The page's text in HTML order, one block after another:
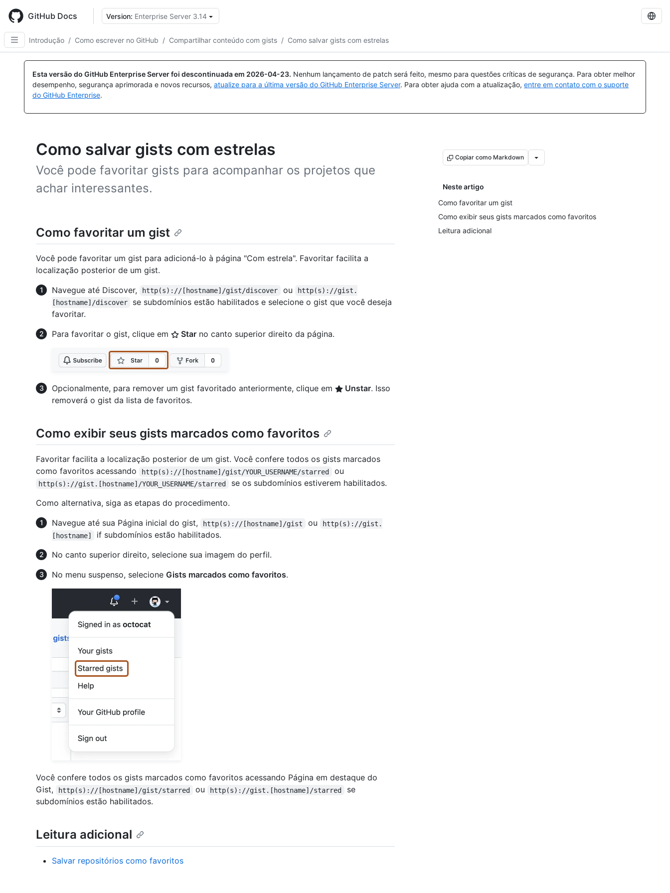
main
content
GitHub Docs Version: Enterprise Server 3.14
Introdução / Como escrever no GitHub / Compartilhar conteúdo com gists / Como salvar gists com estrelas
Esta versão do GitHub Enterprise Server foi descontinuada em 2026-04-23. Nenhum lançamento de patch será feito, mesmo para questões críticas de segurança. Para obter melhor
desempenho, segurança aprimorada e novos recursos, atualize para a última versão do GitHub Enterprise Server. Para obter ajuda com a atualização, entre em contato com o suporte
do GitHub Enterprise.
Como salvar gists com estrelas
Você pode favoritar gists para acompanhar os projetos que
achar interessantes.
Copiar como Markdown
Neste artigo
Como favoritar um gist
Como exibir seus gists marcados como favoritos
Leitura adicional
Como favoritar um gist
Você pode favoritar um gist para adicioná-lo à página "Com estrela". Favoritar facilita a
localização posterior de um gist.
Navegue até Discover,
http(s)://[hostname]/gist/discover ou
http(s)://gist.
[hostname]/discover
se subdomínios estão habilitados e selecione o gist que você deseja
favoritar.
Para favoritar o gist, clique em
Star no canto superior direito da página.
Opcionalmente, para remover um gist favoritado anteriormente, clique em Unstar. Isso
removerá o gist da lista de favoritos.
Como exibir seus gists marcados como favoritos
Favoritar facilita a localização posterior de um gist. Você confere todos os gists marcados
como favoritos acessando
http(s)://[hostname]/gist/YOUR_USERNAME/starred ou
http(s)://gist.[hostname]/YOUR_USERNAME/starred
se os subdomínios estiverem habilitados.
Como alternativa, siga as etapas do procedimento.
Navegue até sua Página inicial do gist,
http(s)://[hostname]/gist ou
http(s)://gist.
[hostname]
if subdomínios estão habilitados.
No canto superior direito, selecione sua imagem do perfil.
No menu suspenso, selecione Gists marcados como favoritos.
Você confere todos os gists marcados como favoritos acessando Página em destaque do
Gist,
http(s)://[hostname]/gist/starred ou http(s)://gist.[hostname]/starred
se
subdomínios estão habilitados.
Leitura adicional
Salvar repositórios como favoritos